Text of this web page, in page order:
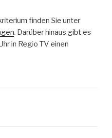
finden Sie unter
. Darüber hinaus gibt es
in Regio TV einen